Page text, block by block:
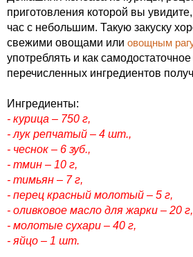
приготовления которой вы увидите,
час с небольшим. Такую закуску
свежими овощами или овощным
употреблять и как
перечисленных ингредиентов
Ингредиенты:
- курица – 750 г,
- лук репчатый – 4 шт.,
- чеснок – 6 зуб.,
- тмин – 10 г,
- тимьян – 7 г,
- перец красный молотый – 5 г,
- оливковое масло для жарки – 20 г,
- молотые сухари – 40 г,
- яйцо – 1 шт.